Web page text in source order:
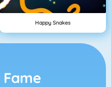
Happy Snakes
Fame